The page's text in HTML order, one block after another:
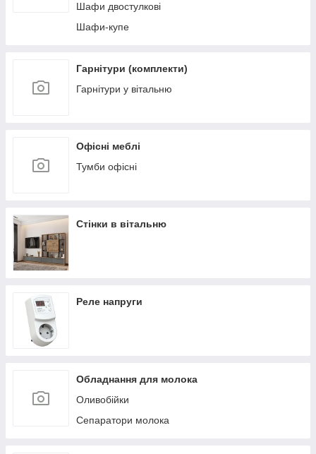
Шафи двостулкові
Шафи-купе
Гарнітури (комплекти)
Гарнітури у вітальню
Офісні меблі
Тумби офісні
Стінки в вітальню
Реле напруги
Обладнання для молока
Оливобійки
Сепаратори молока